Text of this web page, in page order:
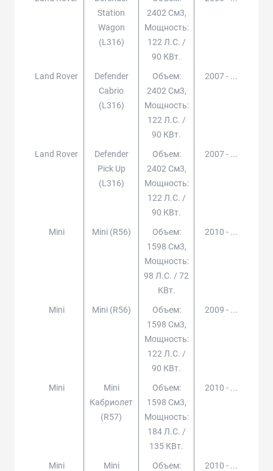
Station
Wagon
(l316)
2402 См3,
Мощность:
122 Л.с. /
90 КВт.
Land Rover
Defender
Cabrio
(l316)
Объем:
2402 См3,
Мощность:
122 Л.с. /
90 КВт.
2007 - ...
Land Rover
Defender
Pick Up
(l316)
Объем:
2402 См3,
Мощность:
122 Л.с. /
90 КВт.
2007 - ...
Mini Mini (r56)
Объем:
1598 См3,
Мощность:
98 Л.с. / 72
КВт.
2010 - ...
Mini Mini (r56)
Объем:
1598 См3,
Мощность:
122 Л.с. /
90 КВт.
2009 - ...
Mini
Mini
Кабриолет
(r57)
Объем:
1598 См3,
Мощность:
184 Л.с. /
135 КВт.
2010 - ...
Mini
Mini
Объем:
2010 - ...